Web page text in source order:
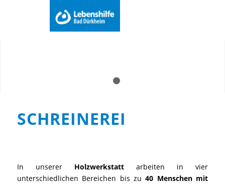
Startseite / Arbeit / Werkstatt
SCHREINEREI
In unserer Holzwerkstattarbeiten in vier
unterschiedlichen Bereichen bis zu40 Menschen mit